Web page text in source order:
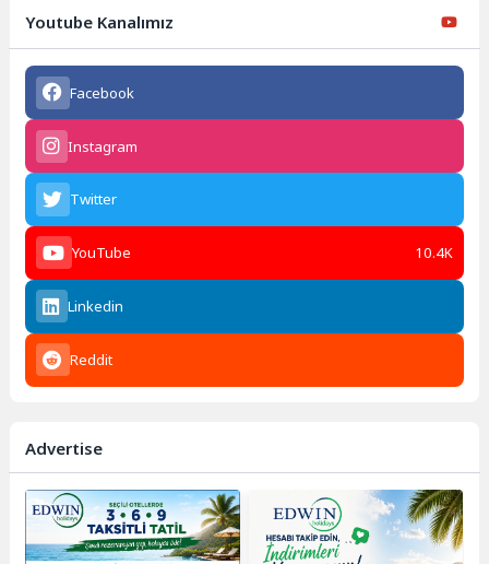
Youtube Kanalımız
Facebook
Instagram
Twitter
YouTube 10.4K
Linkedin
Reddit
Advertise